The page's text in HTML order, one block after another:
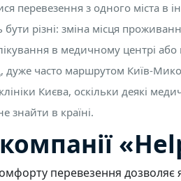
перевезення з одного міста в
різні: зміна місця
в медичному центрі або
дуже часто маршрутом Київ-
Києва, оскільки деякі
знайти в країні.
перевезення дозволяє